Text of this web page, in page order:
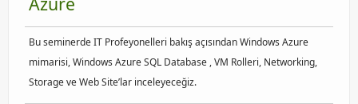
Bu seminerde IT Profeyonelleri bakış açısından Windows Azure
mimarisi, Windows Azure SQL Database , VM Rolleri, Networking,
Storage ve Web Site’lar inceleyeceğiz.